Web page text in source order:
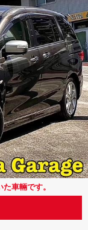
車輛です。